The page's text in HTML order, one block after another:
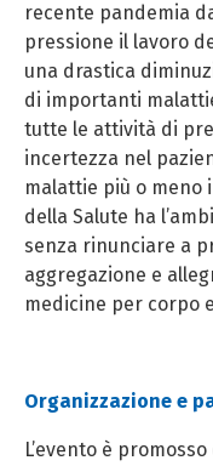
recente pandemia
pressione il lavoro
una drastica
di importanti
tutte le attività di
incertezza nel
malattie più o meno
della Salute ha
senza rinunciare a
aggregazione e
medicine per corpo
Organizzazione e
L’evento è